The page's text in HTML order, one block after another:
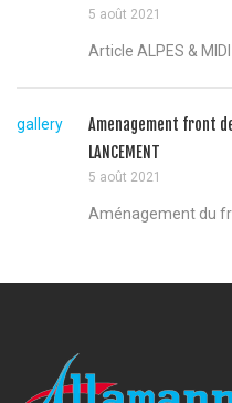
5 août 2021
Article ALPES & MIDI
gallery
Amenagement front
LANCEMENT
5 août 2021
Aménagement du